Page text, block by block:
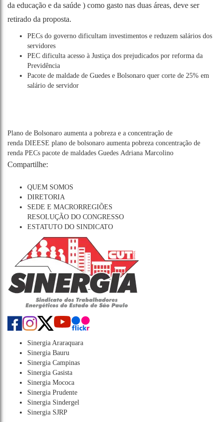
da educação e da saúde ) como gasto nas duas áreas, deve ser
retirado da proposta.
PECs do governo dificultam investimentos e reduzem salários dos
servidores
PEC dificulta acesso à Justiça dos prejudicados por reforma da
Previdência
Pacote de maldade de Guedes e Bolsonaro quer corte de 25% em
salário de servidor
Plano de Bolsonaro aumenta a pobreza e a concentração de
renda DIEESE plano de bolsonaro aumenta pobreza concentração de
renda PECs pacote de maldades Guedes Adriana Marcolino
Compartilhe:
QUEM SOMOS
DIRETORIA
SEDE E MACRORREGIÕES
RESOLUÇÃO DO CONGRESSO
ESTATUTO DO SINDICATO
Sinergia Araraquara
Sinergia Bauru
Sinergia Campinas
Sinergia Gasista
Sinergia Mococa
Sinergia Prudente
Sinergia Sindergel
Sinergia SJRP